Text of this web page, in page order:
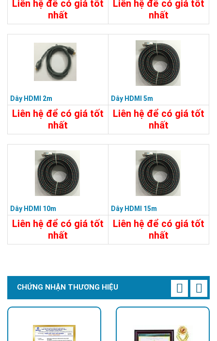
Liên hệ để có giá tốt
nhất
60.000đ
Chi Tiết Đặt Mua
Liên hệ để có giá tốt
nhất
55.000đ
Chi Tiết
Dây HDMI 2m
Liên hệ để có giá tốt
nhất
70.000đ
Chi Tiết
Dây HDMI 5m
Liên hệ để có giá tốt
nhất
250.000đ
Chi Tiết
Dây HDMI 10m
Liên hệ để có giá tốt
nhất
400.000đ
Dây HDMI 15m
Liên hệ để có giá tốt
nhất
600.000đ
CHỨNG NHẬN THƯƠNG HIỆU